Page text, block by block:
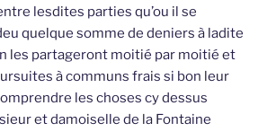
lesdites parties qu’ou il se
quelque somme de deniers à ladite
les partageront moitié par moitié et
à communs frais si bon leur
les choses cy dessus
et damoiselle de la Fontaine